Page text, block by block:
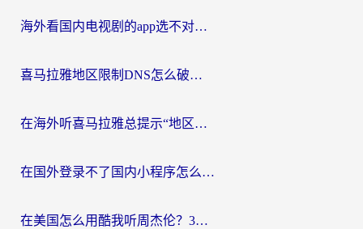
海外看国内电视剧的app选不对？这份回国加速器避坑指南帮你流畅追剧
喜马拉雅地区限制DNS怎么破？海外党听国内音乐听书的终极解决方案
在海外听喜马拉雅总提示“地区限制”？3步轻松解除+听国内音乐全攻略
在国外登录不了国内小程序怎么办？选对回国加速器，轻松解锁国内资源
在美国怎么用酷我听周杰伦？3步搞定海外听歌难题